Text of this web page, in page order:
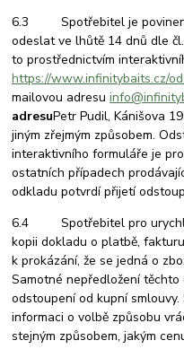
6.3 Spotřebitel je povinen
odeslat ve lhůtě 14 dnů dle
to prostřednictvím
https://www.infinitybaits.cz/
mailovou adresu
adresuPetr Pudil, Kánišova
jiným zřejmým způsobem.
interaktivního formuláře je
ostatních případech
odkladu potvrdí přijetí
6.4 Spotřebitel pro
kopii dokladu o platbě,
k prokázání, že se jedná o
Samotné nepředložení
odstoupení od kupní
informaci o volbě způsobu
stejným způsobem, jakým